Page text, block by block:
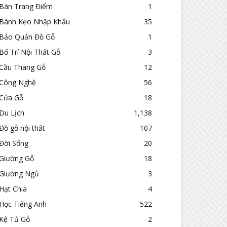
Trang Điểm
1
Kẹo Nhập Khẩu
35
Quản Đồ Gỗ
1
Trí Nội Thất Gỗ
3
Thang Gỗ
12
Nghệ
56
Gỗ
18
Lịch
1,138
gỗ nội thất
107
Sống
20
Gỗ
18
Ngủ
3
Chia
4
Tiếng Anh
522
Tủ Gỗ
2